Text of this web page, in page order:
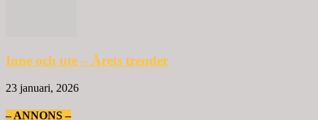
Inne och ute – Årets trender
23 januari, 2026
– ANNONS –